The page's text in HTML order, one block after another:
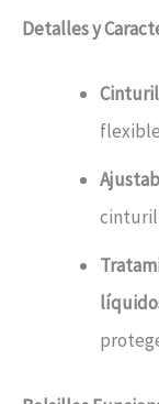
Detalles y